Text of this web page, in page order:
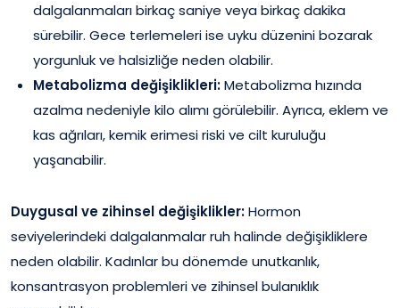
dalgalanmaları birkaç saniye veya birkaç dakika
sürebilir. Gece terlemeleri ise uyku düzenini bozarak
yorgunluk ve halsizliğe neden olabilir.
Metabolizma değişiklikleri:Metabolizma hızında
azalma nedeniyle kilo alımı görülebilir. Ayrıca, eklem ve
kas ağrıları, kemik erimesi riski ve cilt kuruluğu
yaşanabilir.
Duygusal ve zihinsel değişiklikler:Hormon
seviyelerindeki dalgalanmalar ruh halinde değişikliklere
neden olabilir. Kadınlar bu dönemde unutkanlık,
konsantrasyon problemleri ve zihinsel bulanıklık